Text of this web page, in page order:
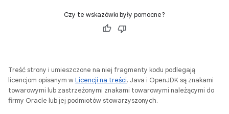
Czy te wskazówki były pomocne?
Treść strony i umieszczone na niej fragmenty kodu podlegają
licencjom opisanym wLicencji na treści. Java i OpenJDK są znakami
towarowymi lub zastrzeżonymi znakami towarowymi należącymi do
firmy Oracle lub jej podmiotów stowarzyszonych.